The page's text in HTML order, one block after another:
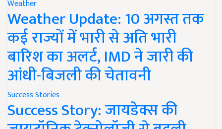
Weather
Weather Update: 10 अगस्त तक
कई राज्यों में भारी से अति भारी
बारिश का अलर्ट, IMD ने जारी की
आंधी-बिजली की चेतावनी
Success Stories
Success Story: जायडेक्स की